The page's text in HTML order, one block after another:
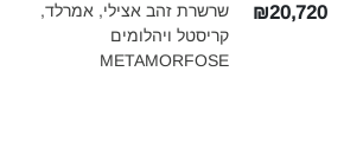
₪20,720
שרשרת זהב אצילי, אמרלד,
קריסטל ויהלומים
METAMORFOSE‎